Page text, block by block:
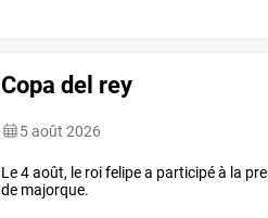
Copa del rey
5 août 2026
Le 4 août, le roi felipe a participé à la
de majorque.